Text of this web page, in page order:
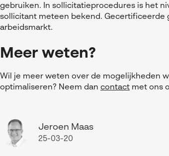
gebruiken. In sollicitatieprocedures is het
sollicitant meteen bekend. Gecertificeerde
arbeidsmarkt.
Meer weten?
Wil je meer weten over de mogelijkheden
optimaliseren? Neem dan contact met ons
Jeroen Maas
25-03-20